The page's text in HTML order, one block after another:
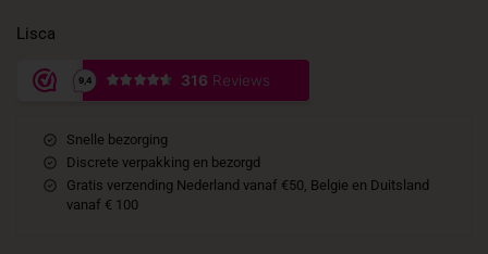
Lisca
Snelle bezorging
Discrete verpakking en bezorgd
Gratis verzending Nederland vanaf €50, Belgie en Duitsland
vanaf € 100